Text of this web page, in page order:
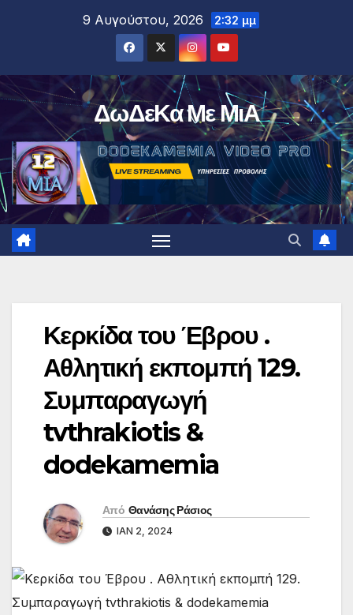
9 Αυγούστου, 2026 2:32 μμ
ΔωΔεΚα Με ΜιΑ
Κερκίδα του Έβρου .
Αθλητική εκπομπή 129.
Συμπαραγωγή
tvthrakiotis &
dodekamemia
Από Θανάσης Ράσιος
ΙΑΝ 2, 2024